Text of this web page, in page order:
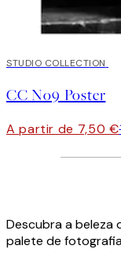
50%*
STUDIO COLLECTION
CC No9 Poster
A partir de 7,50 €
Descubra a beleza
palete de